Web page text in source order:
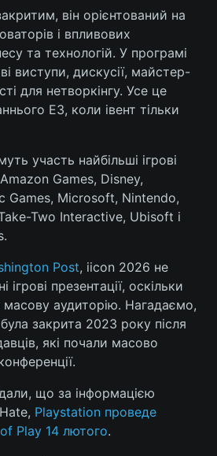
Наука
Лайт
Інциденти
Погода
Регіони
Статті
Думки
Вакансії
він орієнтований на
і впливових
та технологій. У програмі
виступи, дискусії, майстер-
для нетворкінгу. Усе це
E3, коли івент тільки
участь найбільші ігрові
Games, Disney,
Games, Microsoft, Nintendo,
Two Interactive, Ubisoft і
Post, iicon 2026 не
ігрові презентації, оскільки
аудиторію. Нагадаємо,
закрита 2023 року після
які почали масово
що за інформацією
Playstation проведе
Play 14 лютого.